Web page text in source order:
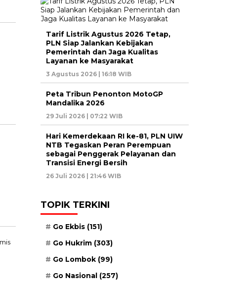
Tarif Listrik Agustus 2026 Tetap,
PLN Siap Jalankan Kebijakan
Pemerintah dan Jaga Kualitas
Layanan ke Masyarakat
3 Agustus 2026 | 16:18 WIB
Peta Tribun Penonton MotoGP
Mandalika 2026
29 Juli 2026 | 07:22 WIB
Hari Kemerdekaan RI ke-81, PLN UIW
NTB Tegaskan Peran Perempuan
sebagai Penggerak Pelayanan dan
Transisi Energi Bersih
26 Juli 2026 | 21:46 WIB
TOPIK TERKINI
Go Ekbis (151)
Go Hukrim (303)
Go Lombok (99)
Go Nasional (257)